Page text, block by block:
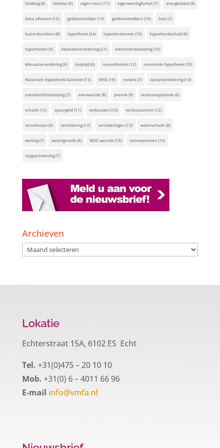
Dekking(8) diefstal(9) eigen risico(17) eigenwoningforfait(7) energielabel(8)
Extra aflossen(10) geldverstrekker(13) geldverstrekkers(10) huis(7)
huizenbezitters(8) hypotheek(34) hypotheekrente (16) hypotheekschuld(8)
hypotheken(6) inboedelverzekering(21) inkomstenbelasting(10)
klimaatverandering(9) looptijd(6) maandlasten(12) maximale hypotheek(10)
Nationale Hypotheek Garantie (13) NHG(19) notaris(7) opstalverzekering(14)
overdrachtsbelasting(7) overwaarde (8) premie (9) rentevastperiode (6)
schade (15) spaargeld(11) verbouwen(10) verduurzamen(12)
verzekeraar(6) verzekering(12) verzekeringen(13) waterschade (8)
woning(7) woningmarkt(9) WOZ-waarde (10) zonnepanelen(19)
zorgverzekering(7)
Archieven
Archieven
Lokatie
Echterstraat 15A, 6102 ES Echt
Tel. +31(0)475 – 20 10 10
Mob. +31(0) 6 – 4011 66 96
E-mail info@vmfa.nl